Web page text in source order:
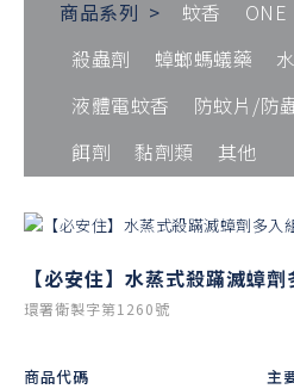
商品系列 > 蚊香
ONE
殺蟲劑
蟑螂螞蟻藥
液體電蚊香
防蚊片/防
餌劑
黏劑類 其他
【必安住】水蒸式殺蹣滅蟑
環署衛製字第1260號
商品代碼
主